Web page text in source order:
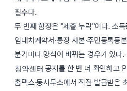
필수다.
두 번째 함정은 제출 누락 이다. 소득
임대차계약서·통장 사본·주민등록등
분기마다 양식이 바뀌는 경우가 있다.
청약센터 공지를 한 번 더 확인하고
홈택스·동사무소에서 직접 발급받은